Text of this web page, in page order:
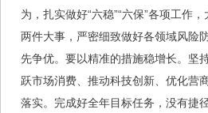
为，扎实做好“六稳”“六保”各项工作
两件大事，严密细致做好各领域风险
先争优。要以精准的措施稳增长。坚
跃市场消费、推动科技创新、优化营
落实。完成好全年目标任务，没有捷